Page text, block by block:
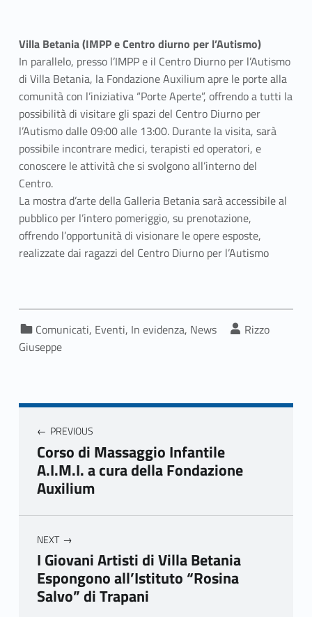
Villa Betania (IMPP e Centro diurno per l’Autismo)
In parallelo, presso l’IMPP e il Centro Diurno per l’Autismo
di Villa Betania, la Fondazione Auxilium apre le porte alla
comunità con l’iniziativa “Porte Aperte”, offrendo a tutti la
possibilità di visitare gli spazi del Centro Diurno per
l’Autismo dalle 09:00 alle 13:00. Durante la visita, sarà
possibile incontrare medici, terapisti ed operatori, e
conoscere le attività che si svolgono all’interno del
Centro.
La mostra d’arte della Galleria Betania sarà accessibile al
pubblico per l’intero pomeriggio, su prenotazione,
offrendo l’opportunità di visionare le opere esposte,
realizzate dai ragazzi del Centro Diurno per l’Autismo
Categorized in:
Comunicati, Eventi, In evidenza, News Written by:
Rizzo
Giuseppe
Navigazione articoli
PREVIOUS
Corso di Massaggio Infantile
A.I.M.I. a cura della Fondazione
Auxilium
NEXT
I Giovani Artisti di Villa Betania
Espongono all’Istituto “Rosina
Salvo” di Trapani